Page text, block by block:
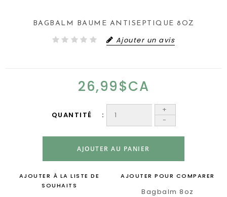
BAGBALM BAUME ANTISEPTIQUE 8OZ
Ajouter un avis
26,99$CA
QUANTITÉ
+
-
AJOUTER AU PANIER
AJOUTER À LA LISTE DE
SOUHAITS
AJOUTER POUR COMPARER
Bagbalm 8oz